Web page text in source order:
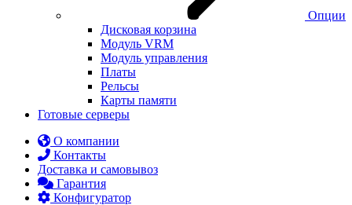
Опции
Дисковая корзина
Модуль VRM
Модуль управления
Платы
Рельсы
Карты памяти
Готовые серверы
О компании
Контакты
Доставка и самовывоз
Гарантия
Конфигуратор